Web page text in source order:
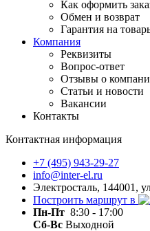
Как оформить
Обмен и возврат
Гарантия на
Компания
Реквизиты
Вопрос-ответ
Отзывы о
Статьи и новости
Вакансии
Контакты
Контактная информация
+7 (495) 943-29-27
info@inter-el.ru
Электросталь, 144001,
Построить маршрут в
Пн-Пт 8:30 - 17:00
Сб-Вс Выходной